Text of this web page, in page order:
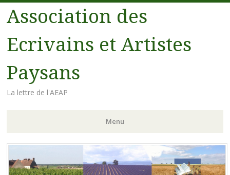
Association des
Ecrivains et Artistes
Paysans
La lettre de l'AEAP
Menu
Aller au contenu principal